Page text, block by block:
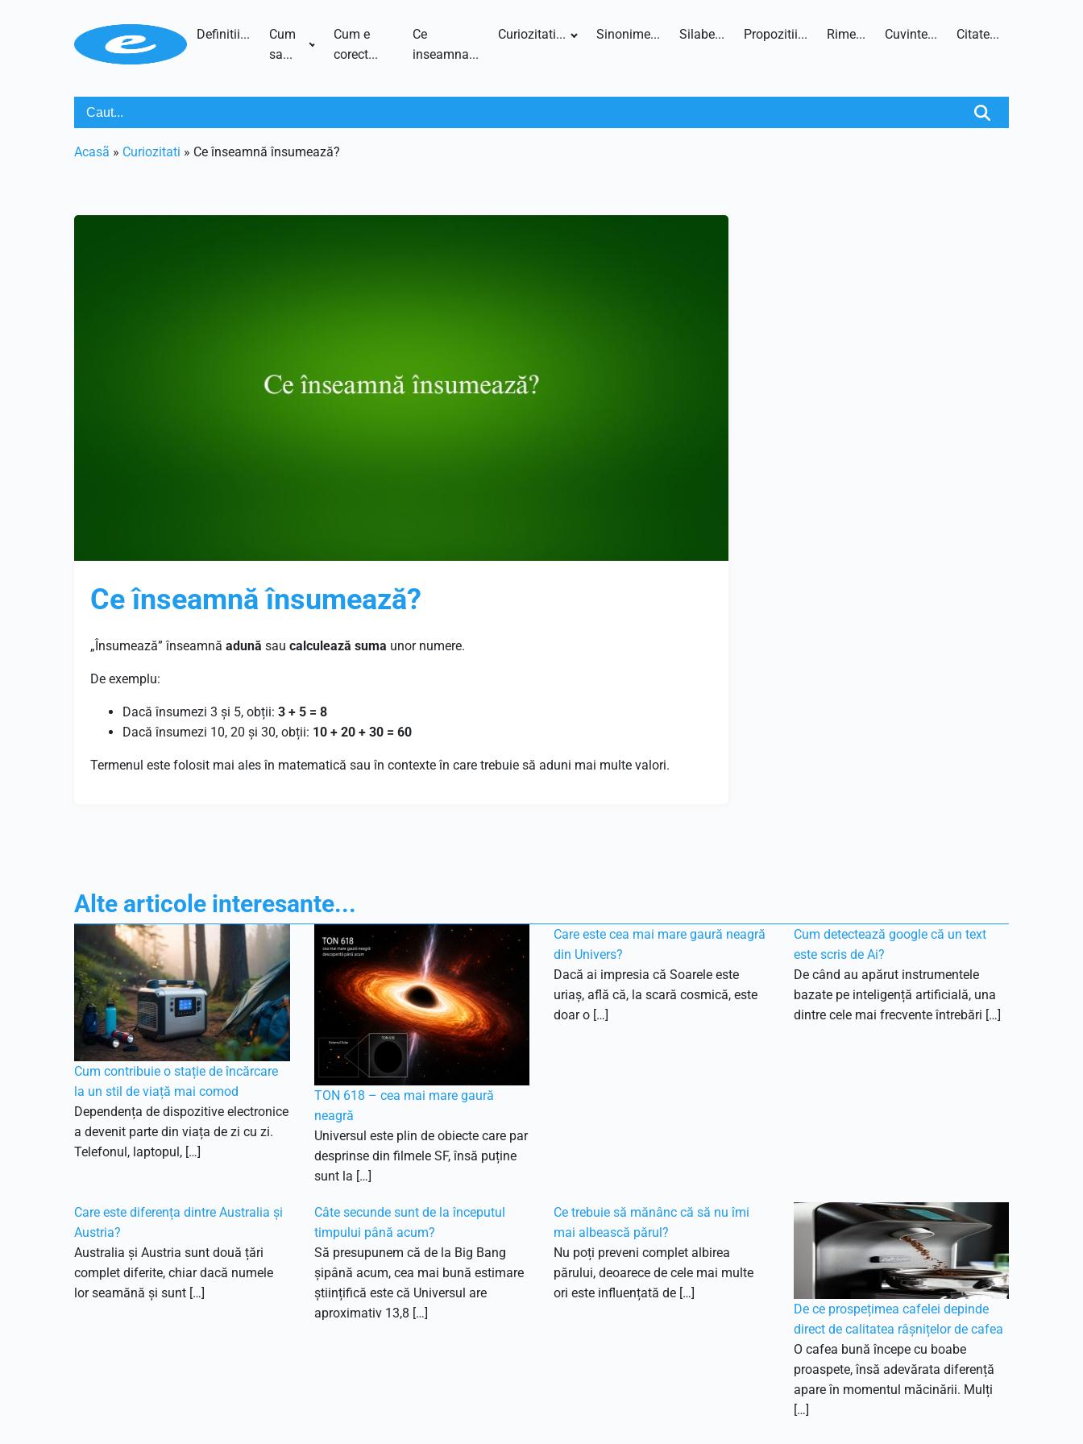
Definitii...
Cum
sa...
Cum e
corect...
Ce
inseamna...
Curiozitati... Sinonime... Silabe... Propozitii... Rime... Cuvinte... Citate...
Acasã » Curiozitati » Ce înseamnă însumează?
Ce înseamnă însumează?
„Însumează” înseamnă adună sau calculează suma unor numere.
De exemplu:
Dacă însumezi 3 și 5, obții: 3 + 5 = 8
Dacă însumezi 10, 20 și 30, obții: 10 + 20 + 30 = 60
Termenul este folosit mai ales în matematică sau în contexte în care trebuie să aduni mai multe valori.
Alte articole interesante...
Cum contribuie o stație de încărcare
la un stil de viață mai comod
Dependența de dispozitive electronice
a devenit parte din viața de zi cu zi.
Telefonul, laptopul, […]
TON 618 – cea mai mare gaură
neagră
Universul este plin de obiecte care par
desprinse din filmele SF, însă puține
sunt la […]
Care este cea mai mare gaură neagră
din Univers?
Dacă ai impresia că Soarele este
uriaș, află că, la scară cosmică, este
doar o […]
Cum detectează google că un text
este scris de Ai?
De când au apărut instrumentele
bazate pe inteligență artificială, una
dintre cele mai frecvente întrebări […]
Care este diferența dintre Australia și
Austria?
Australia și Austria sunt două țări
complet diferite, chiar dacă numele
lor seamănă și sunt […]
Câte secunde sunt de la începutul
timpului până acum?
Să presupunem că de la Big Bang
șipână acum, cea mai bună estimare
științifică este că Universul are
aproximativ 13,8 […]
Ce trebuie să mănânc că să nu îmi
mai albească părul?
Nu poți preveni complet albirea
părului, deoarece de cele mai multe
ori este influențată de […]
De ce prospețimea cafelei depinde
direct de calitatea râșnițelor de cafea
O cafea bună începe cu boabe
proaspete, însă adevărata diferență
apare în momentul măcinării. Mulți
[…]